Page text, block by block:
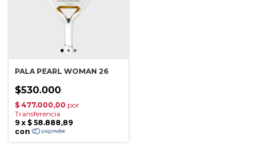
PALA PEARL WOMAN 26
$530.000